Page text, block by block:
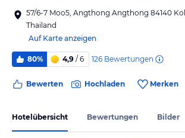
57/6-7 Moo5, Angthong Angthong 84140
Thailand
Auf Karte anzeigen
80% 4,9 / 6 126 Bewertungen
Bewerten Hochladen Merken
Hotelübersicht Bewertungen Bilder